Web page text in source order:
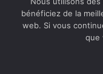
démarcation
rentable et une
Si vous
bénéficiez de la
web. Si vous
que